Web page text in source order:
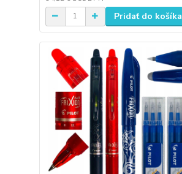
Pridať do košíka